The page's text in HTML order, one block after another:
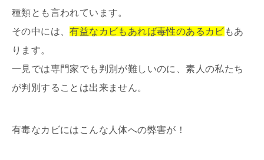
種類とも言われています。
その中には、有益なカビもあれば毒性のあるカビ もあ
ります。
一見では専門家でも判別が難しいのに、素人の私たち
が判別することは出来ません。
有毒なカビにはこんな人体への弊害が！